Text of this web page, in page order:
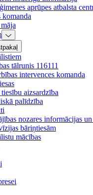
aprūpes atbalsta
tālrunis 116111
intervences komanda
aizsardzība
palīdzība
nozares informācijas
bāriņtiesām
mācības